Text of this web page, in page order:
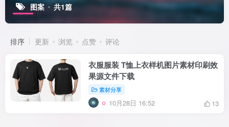
图案 共1篇
排序 更新 浏览 点赞 评论
衣服服装 T恤上衣样机图片素材印刷效
果源文件下载
素材分享
10月28日 16:52 13